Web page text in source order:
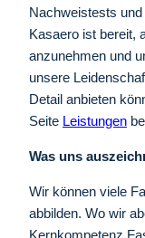
Nachweistests
Kasaero ist bereit,
anzunehmen und
unsere
Detail anbieten
Seite Leistungen
Was uns
Wir können viele
abbilden. Wo wir